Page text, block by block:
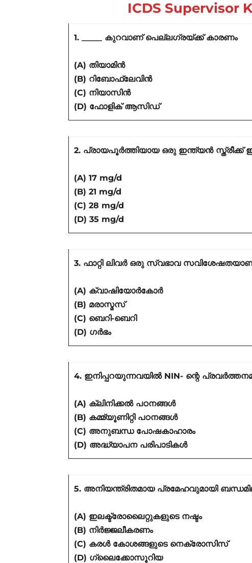
ICDS Supervisor
1. _____ കുറവാണ് പെല്ലഗ്രയ്ക്ക് കാരണം
(A) തിയാമിൻ
(B) റിബോഫ്ലേവിൻ
(C) നിയാസിൻ
(D) ഫോളിക് ആസിഡ്
2. പ്രായപൂർത്തിയായ ഒരു ഇന്ത്യൻ
(A) 17 mg/d
(B) 21 mg/d
(C) 28 mg/d
(D) 35 mg/d
3. ഫാറ്റി ലിവർ ഒരു സ്വഭാവ
(A) ക്വാഷിയോർകോർ
(B) മരാസ്മസ്
(C) ബെറി-ബെറി
(D) ഗർഭം
4. ഇനിപ്പറയുന്നവയിൽ NIN- ന്റെ
(A) ക്ലിനിക്കൽ പഠനങ്ങൾ
(B) കമ്മ്യൂണിറ്റി പഠനങ്ങൾ
(C) അനുബന്ധ പോഷകാഹാരം
(D) അദ്ധ്യാപന പരിപാടികൾ
5. അനിയന്ത്രിതമായ പ്രമേഹവുമായി
(A) ഇലക്ട്രോലൈറ്റുകളുടെ നഷ്ടം
(B) നിർജ്ജലീകരണം
(C) കരൾ കോശങ്ങളുടെ നെക്രോസിസ്
(D) ഗ്ലൈക്കോസൂറിയ